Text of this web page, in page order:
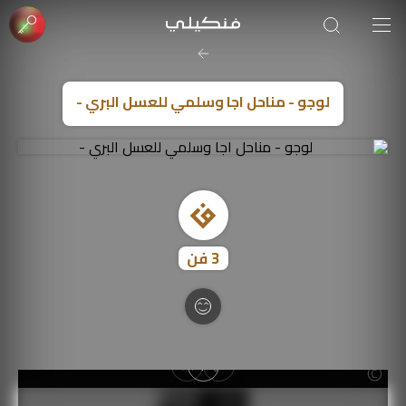
لوجو - مناحل اجا وسلمي للعسل البري -
3فن
صورة الغلاف من فن
SOUFIANE Abid